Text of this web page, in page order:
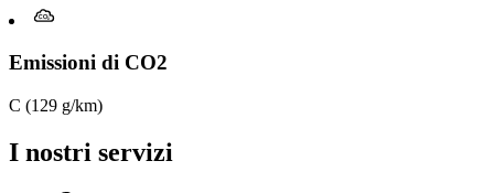
Emissioni di CO2
C (129 g/km)
I nostri servizi